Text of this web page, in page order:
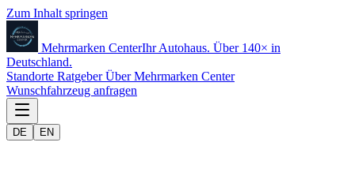
Zum Inhalt springen
Mehrmarken CenterIhr Autohaus. Über 140× in
Deutschland.
Standorte RatgeberÜber Mehrmarken Center
Wunschfahrzeug anfragen
DE EN